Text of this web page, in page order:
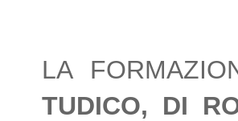
LA
TUDICO, DI